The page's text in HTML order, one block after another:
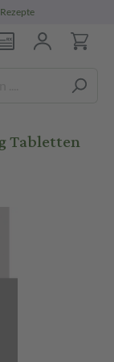
Tabletten